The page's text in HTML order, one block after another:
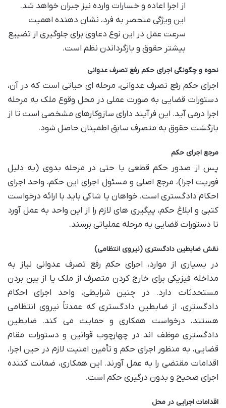
از اجرا اعاده و خسارات وارده نیز جبران خواهد شد.
این ویژگی منحصر به فرد، نشان دهنده اهمیت
سرعت عمل در این نوع دعاوی برای جلوگیری از تضییع
بیشتر حقوق و بازگرداندن نظم است.
نحوه و چگونگی اجرای حکم رفع تصرف عدوانی
اجرای حکم رفع تصرف عدوانی، مرحله ای حیاتی است که در آن،
دستورات قضایی به صورت عملی در محل وقوع ملک به مرحله
اجرا درمی آید. این فرآیند دارای سازوکارهای مشخصی است تا از
بازگشت حقوق به متصرف سابق اطمینان حاصل شود.
مرجع اجرای حکم
پس از صدور حکم قطعی یا حتی در مرحله بدوی (به دلیل
فوریت اجرا)، مرجع اصلی و مسئول اجرای این حکم، واحد اجرای
احکام دادگستری است. خواهان یا شاکی باید با ارائه درخواست
کتبی و ابلاغ حکم، پیگیری های لازم را از این واحد به عمل آورد
تا دستورات قضایی به مرحله عملیاتی برسند.
نقش ضابطین دادگستری (نیروی انتظامی)
در بسیاری از موارد، اجرای حکم رفع تصرف عدوانی نیاز به
مداخله فیزیکی برای خارج کردن متصرف از ملک یا از بین بردن
مستحدثات دارد. در چنین شرایطی، واحد اجرای احکام
دادگستری، از ضابطین دادگستری که عمدتاً نیروی انتظامی
هستند، درخواست همکاری و حمایت می کند. ضابطین
دادگستری موظف اند در چهارچوب قوانین و دستورات مقام
قضایی، به منظور اجرای حکم و تأمین امنیت لازم در حین اجرا،
اقدامات مقتضی را به عمل آورند. این همکاری، ضمانت کننده
اجرای صحیح و بدون درگیری حکم است.
اقدامات اجرایی در محل